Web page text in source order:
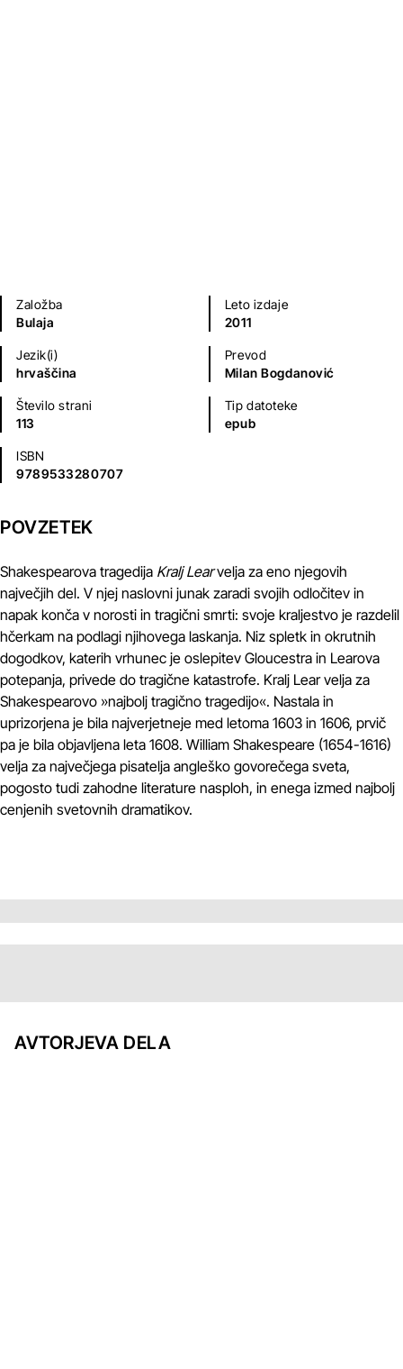
Založba
Bulaja
Leto izdaje
2011
Jezik(i)
hrvaščina
Prevod
Milan Bogdanović
Število strani
113
Tip datoteke
epub
ISBN
9789533280707
POVZETEK
Shakespearova tragedija Kralj Learvelja za eno njegovih
največjih del. V njej naslovni junak zaradi svojih odločitev in
napak konča v norosti in tragični smrti: svoje kraljestvo je razdelil
hčerkam na podlagi njihovega laskanja. Niz spletk in okrutnih
dogodkov, katerih vrhunec je oslepitev Gloucestra in Learova
potepanja, privede do tragične katastrofe. Kralj Lear velja za
Shakespearovo »najbolj tragično tragedijo«. Nastala in
uprizorjena je bila najverjetneje med letoma 1603 in 1606, prvič
pa je bila objavljena leta 1608. William Shakespeare (1654-1616)
velja za največjega pisatelja angleško govorečega sveta,
pogosto tudi zahodne literature nasploh, in enega izmed najbolj
cenjenih svetovnih dramatikov.
AVTORJEVA DELA